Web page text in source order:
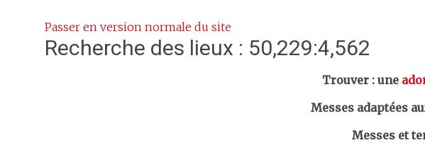
Passer en version normale du site
Recherche des lieux : 50,229:4,562
Trouver : une
Messes adaptées
Messes et